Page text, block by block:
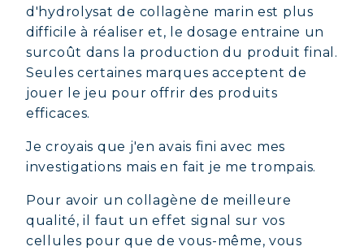
COLLAGÈNE MARIN : PEAU,
ARTICULATIONS & VITALITÉ
COVÉLINE, SÉRUM EXPERT
CHEVEUX & ONGLES SUBLIMES
COLLAGÈNE SPORT : FORCE,
ENDURANCE & RÉCUPÉRATION
COLLAGÈNE DÉTOX : AFFINEZ ET
RAFFERMISSEZ VOTRE CORPS
d'hydrolysat de collagène marin est plus
difficile à réaliser et, le dosage entraine un
surcoût dans la production du produit final.
Seules certaines marques acceptent de
jouer le jeu pour offrir des produits
efficaces.
Je croyais que j'en avais fini avec mes
investigations mais en fait je me trompais.
Pour avoir un collagène de meilleure
qualité, il faut un effet signal sur vos
cellules pour que de vous-même, vous